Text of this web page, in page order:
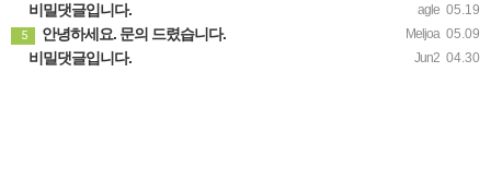
agle 05.19
비밀댓글입니다.
Meljoa 05.09
5 안녕하세요. 문의 드렸습니다.
Jun2 04.30
비밀댓글입니다.